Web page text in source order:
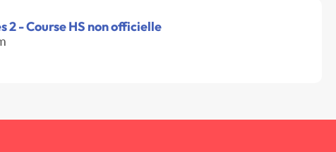
2 - Course HS non officielle